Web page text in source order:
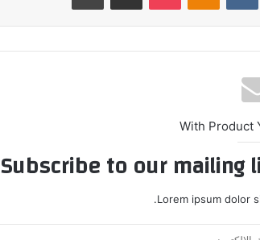
With Product
Subscribe to our mailing
Lorem ipsum dolor